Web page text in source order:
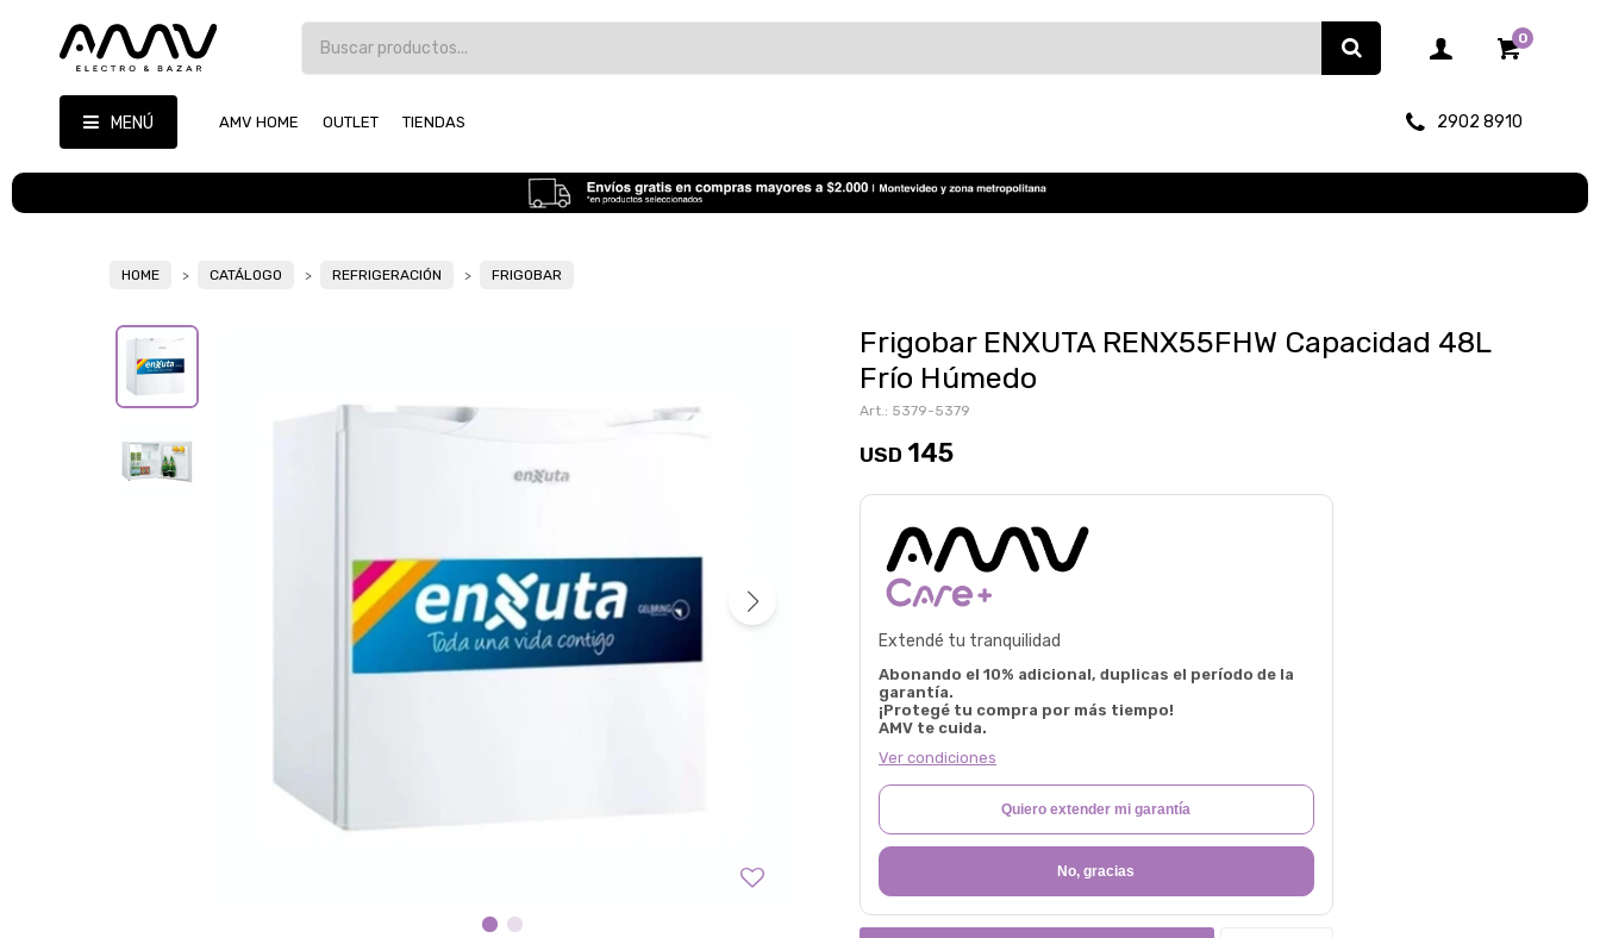
MENÚ AMV HOME OUTLET TIENDAS 2902 8910
0
HOME CATÁLOGO REFRIGERACIÓN FRIGOBAR
Frigobar ENXUTA RENX55FHW Capacidad 48L
Frío Húmedo
5379-5379
USD 145
Extendé tu tranquilidad
Abonando el 10% adicional, duplicas el período de la
garantía.
¡Protegé tu compra por más tiempo!
AMV te cuida.
Ver condiciones
Quiero extender mi garantía
No, gracias